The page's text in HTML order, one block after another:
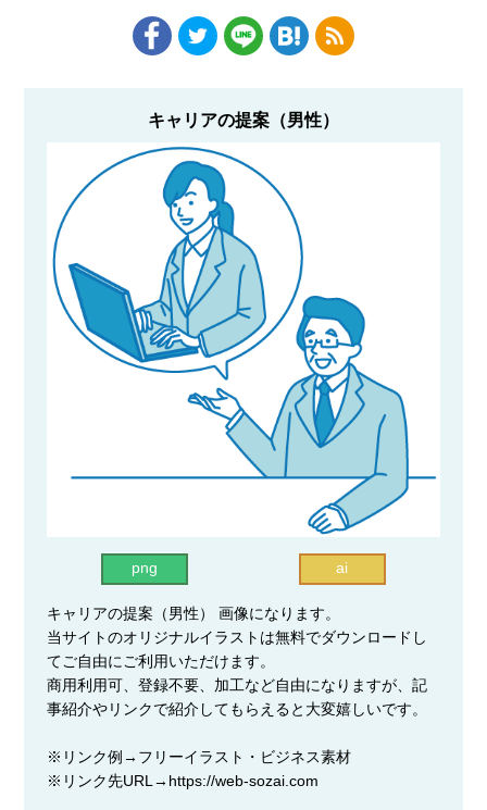
キャリアの提案（男性）
png ai
キャリアの提案（男性） 画像になります。
当サイトのオリジナルイラストは無料でダウンロードし
てご自由にご利用いただけます。
商用利用可、登録不要、加工など自由になりますが、記
事紹介やリンクで紹介してもらえると大変嬉しいです。
※リンク例→フリーイラスト・ビジネス素材
※リンク先URL→https://web-sozai.com